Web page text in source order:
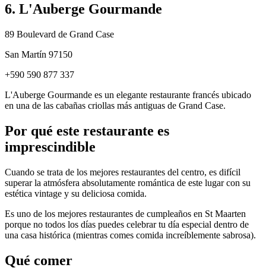
6. L'Auberge Gourmande
89 Boulevard de Grand Case
San Martín 97150
+590 590 877 337
L'Auberge Gourmande es un elegante restaurante francés ubicado
en una de las cabañas criollas más antiguas de Grand Case.
Por qué este restaurante es
imprescindible
Cuando se trata de los mejores restaurantes del centro, es difícil
superar la atmósfera absolutamente romántica de este lugar con su
estética vintage y su deliciosa comida.
Es uno de los mejores restaurantes de cumpleaños en St Maarten
porque no todos los días puedes celebrar tu día especial dentro de
una casa histórica (mientras comes comida increíblemente sabrosa).
Qué comer